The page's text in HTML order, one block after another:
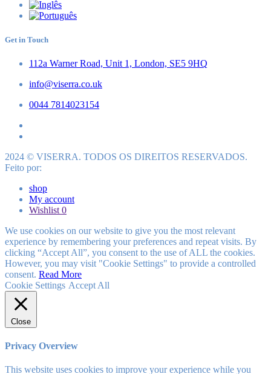
Get in Touch
112a Warner Road, Unit 1, London, SE5 9HQ
info@viserra.co.uk
0044 7814023154
2024 © VISERRA. TODOS OS DIREITOS RESERVADOS.
Feito por:
shop
My account
Wishlist 0
We use cookies on our website to give you the most relevant
experience by remembering your preferences and repeat visits. By
clicking “Accept All”, you consent to the use of ALL the cookies.
However, you may visit "Cookie Settings" to provide a controlled
consent. Read More
Cookie Settings Accept All
Close
Privacy Overview
This website uses cookies to improve your experience while you